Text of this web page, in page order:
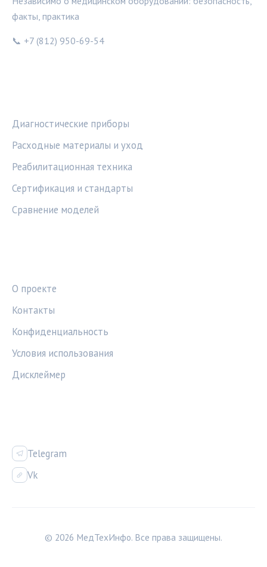
факты, практика
📞 +7 (812) 950-69-54
Диагностические приборы
Расходные материалы и уход
Реабилитационная техника
Сертификация и стандарты
Сравнение моделей
О проекте
Контакты
Конфиденциальность
Условия использования
Дисклеймер
Telegram
Vk
© 2026 МедТехИнфо. Все права защищены.